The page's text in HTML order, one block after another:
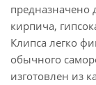
предназначено
кирпича,
Клипса легко
обычного
изготовлен из